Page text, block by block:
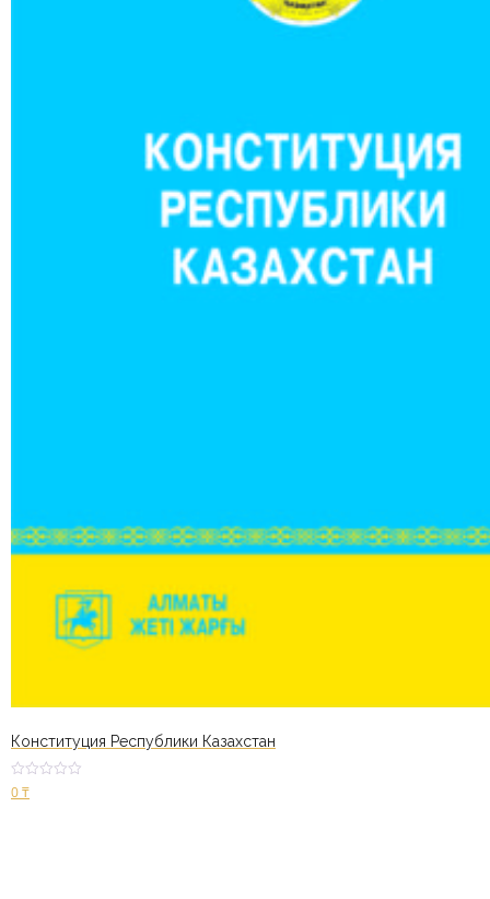
Конституция Республики Казахстан
Оцен
ка
0₸